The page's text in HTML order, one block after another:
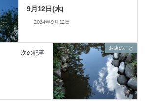
9月12日(木)
2024年9月12日
お店のこと
次の記事